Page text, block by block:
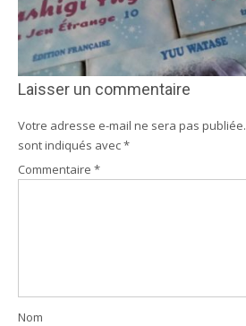
Laisser un commentaire
Votre adresse e-mail ne sera pas publiée.
sont indiqués avec*
Commentaire *
Nom